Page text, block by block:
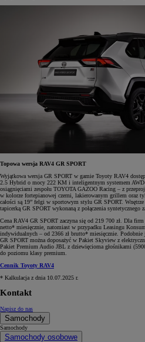
Topowa wersja RAV4 GR SPORT
Wyjątkowa wersja GR SPORT w gamie Toyoty RAV4
2.5 Hybrid o mocy 222 KM i inteligentnym systemem
osiągnięciami zespołu TOYOTA GAZOO Racing – z
w kolorze fortepianowej czerni, lakierowanym grillem oraz
całości są 19” felgi w sportowym stylu GR SPORT.
tapicerką GR SPORT wykonaną z połączenia syntetycznego
Cena RAV4 GR SPORT zaczyna się od 219 700 zł. Dla
netto* miesięcznie, natomiast w przypadku Leasingu
indywidualnych – od 2366 zł brutto* miesięcznie.
GR SPORT można doposażyć w Pakiet Skyview z
Pakiet Premium Audio JBL z dziewięcioma głośnikami
do poziomu klasy premium.
Cennik Toyoty RAV4
* Kalkulacja z dnia 10.07.2025 r.
Kontakt
Napisz do nas
Samochody
Samochody
Samochody osobowe